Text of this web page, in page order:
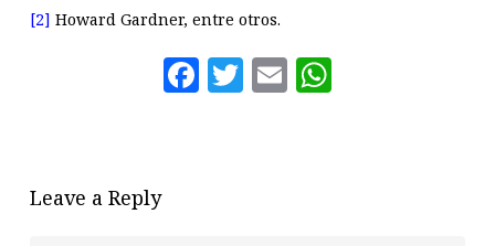
[2] Howard Gardner, entre otros.
Facebook
Twitter
Email
Leave a Reply